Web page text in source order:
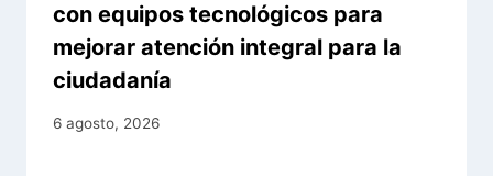
con equipos tecnológicos para
mejorar atención integral para la
ciudadanía
6 agosto, 2026